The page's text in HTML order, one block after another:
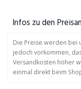
Infos zu den
Die Preise werden bei
jedoch vorkommen,
Versandkosten höher
einmal direkt beim